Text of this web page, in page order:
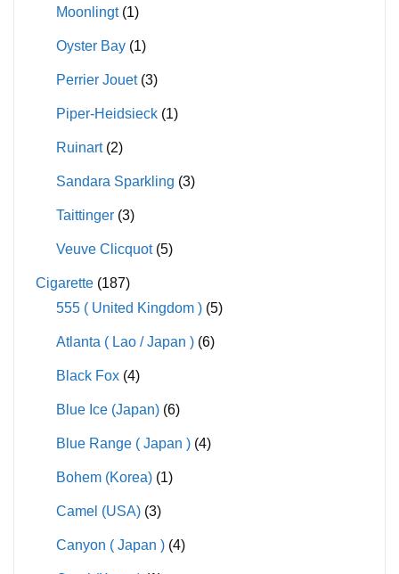
Moonlingt (1)
Oyster Bay (1)
Perrier Jouet (3)
Piper-Heidsieck (1)
Ruinart (2)
Sandara Sparkling (3)
Taittinger (3)
Veuve Clicquot (5)
Cigarette (187)
555 ( United Kingdom ) (5)
Atlanta ( Lao / Japan ) (6)
Black Fox (4)
Blue Ice (Japan) (6)
Blue Range ( Japan ) (4)
Bohem (Korea) (1)
Camel (USA) (3)
Canyon ( Japan ) (4)